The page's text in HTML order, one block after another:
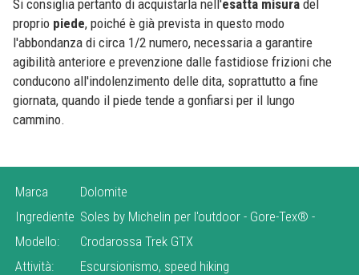
Si consiglia pertanto di acquistarla nell'esatta misura del
proprio piede, poiché è già prevista in questo modo
l'abbondanza di circa 1/2 numero, necessaria a garantire
agibilità anteriore e prevenzione dalle fastidiose frizioni che
conducono all'indolenzimento delle dita, soprattutto a fine
giornata, quando il piede tende a gonfiarsi per il lungo
cammino.
Marca
Dolomite
Ingrediente Soles by Michelin per l'outdoor - Gore-Tex® -
Modello:
Crodarossa Trek GTX
Attività:
Escursionismo, speed hiking